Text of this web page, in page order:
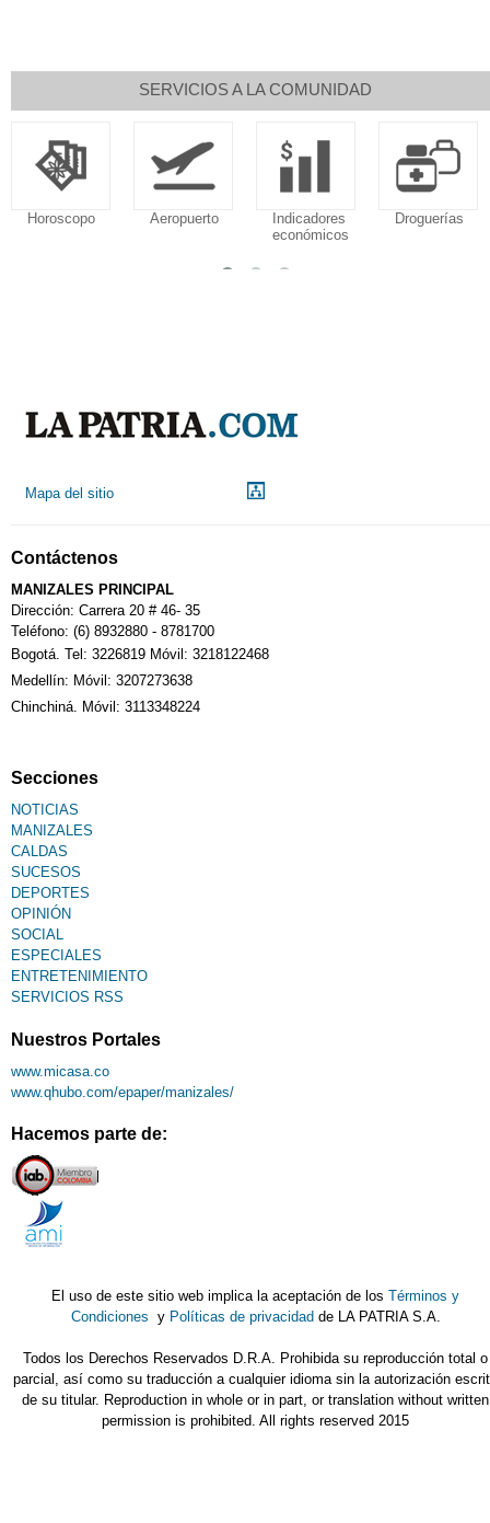
SERVICIOS A LA COMUNIDAD
Horoscopo Aeropuerto
Indicadores
económicos
Droguerías
Mapa del sitio
Contáctenos
MANIZALES PRINCIPAL
Dirección: Carrera 20 # 46- 35
Teléfono: (6) 8932880 - 8781700
Bogotá. Tel: 3226819 Móvil: 3218122468
Medellín: Móvil: 3207273638
Chinchiná. Móvil: 3113348224
Secciones
NOTICIAS
MANIZALES
CALDAS
SUCESOS
DEPORTES
OPINIÓN
SOCIAL
ESPECIALES
ENTRETENIMIENTO
SERVICIOS RSS
Nuestros Portales
www.micasa.co
www.qhubo.com/epaper/manizales/
Hacemos parte de:
El uso de este sitio web implica la aceptación de losTérminos y
Condiciones y Políticas de privacidad de LA PATRIA S.A.
Todos los Derechos Reservados D.R.A. Prohibida su reproducción total o
parcial, así como su traducción a cualquier idioma sin la autorización
de su titular. Reproduction in whole or in part, or translation without written
permission is prohibited. All rights reserved 2015